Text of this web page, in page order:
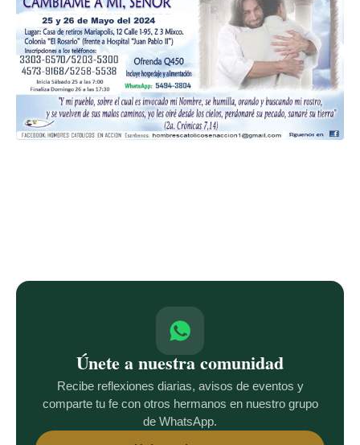
Únete a nuestra comunidad
Recibe reflexiones diarias, avisos de eventos y
comparte tu fe con otros hermanos en nuestro grupo
de WhatsApp.